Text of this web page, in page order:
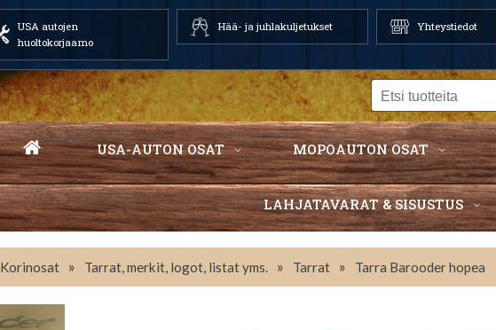
USA autojen
huoltokorjaamo
Hää- ja juhlakuljetukset Yhteystiedot
USA-AUTON OSAT MOPOAUTON OSAT
LAHJATAVARAT & SISUSTUS
Korinosat » Tarrat, merkit, logot, listat yms. » Tarrat » Tarra Barooder hopea